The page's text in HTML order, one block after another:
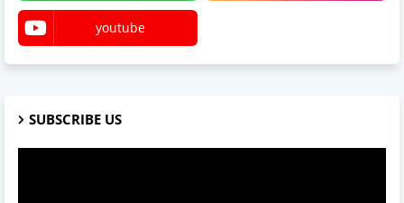
youtube
SUBSCRIBE US